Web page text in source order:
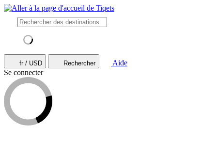
fr / USD Rechercher
Aide
Se connecter